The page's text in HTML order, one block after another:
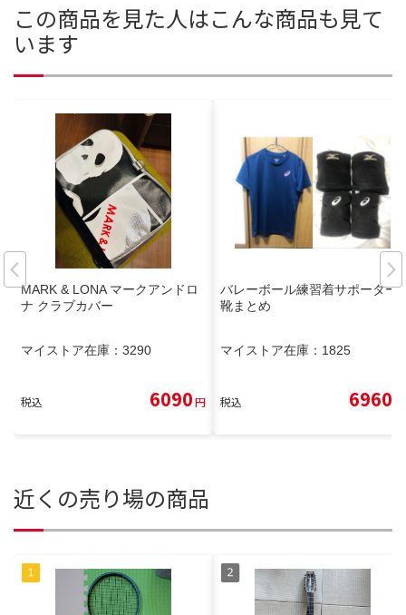
この商品を見た人はこんな商品も見て
います
MARK & LONA マークアンドロ
ナ クラブカバー
マイストア在庫： 3290
税込 6090円
バレーボール練習着サポーター
靴まとめ
マイストア在庫： 1825
税込 6960
近くの売り場の商品